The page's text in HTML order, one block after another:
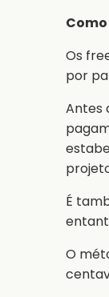
Os
por
Antes
É
O